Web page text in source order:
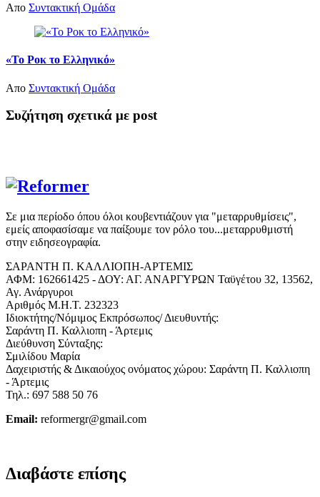
Απο Συντακτική Ομάδα
«Το Ροκ το Ελληνικό»
Απο Συντακτική Ομάδα
Συζήτηση σχετικά με post
Σε μια περίοδο όπου όλοι κουβεντιάζουν για "μεταρρυθμίσεις",
εμείς αποφασίσαμε να παίξουμε τον ρόλο του...μεταρρυθμιστή
στην ειδησεογραφία.
ΣΑΡΑΝΤΗ Π. ΚΑΛΛΙΟΠΗ-ΑΡΤΕΜΙΣ
ΑΦΜ: 162661425 - ΔΟΥ: ΑΓ. ΑΝΑΡΓΥΡΩΝ Ταϋγέτου 32, 13562,
Αγ. Ανάργυροι
Αριθμός Μ.Η.Τ. 232323
Ιδιοκτήτης/Νόμιμος Εκπρόσωπος/ Διευθυντής:
Σαράντη Π. Καλλιοπη - Άρτεμις
Διεύθυνση Σύνταξης:
Σμιλίδου Μαρία
Δαχειριστής & Δικαιούχος ονόματος χώρου: Σαράντη Π. Καλλιοπη
- Άρτεμις
Τηλ.: 697 588 50 76
Email: reformergr@gmail.com
Διαβάστε επίσης